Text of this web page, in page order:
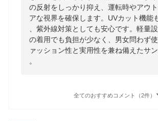
の反射をしっかり抑え、運転時やアウ
アな視界を確保します。UVカット機能
、紫外線対策としても安心です。軽量
の着用でも負担が少なく、男女問わず
ァッション性と実用性を兼ね備えたサ
。
全てのおすすめコメント（2件）